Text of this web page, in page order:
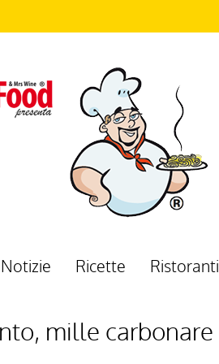
Notizie Ricette Ristoranti
mille carbonare